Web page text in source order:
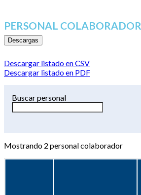
PERSONAL COLABORADOR
Descargas
Descargar listado en CSV
Descargar listado en PDF
Buscar personal
Mostrando 2 personal colaborador